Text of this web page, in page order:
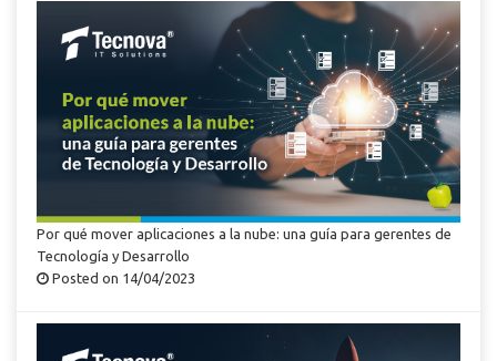
Por qué mover aplicaciones a la nube: una guía para gerentes de
Tecnología y Desarrollo
Posted on 14/04/2023